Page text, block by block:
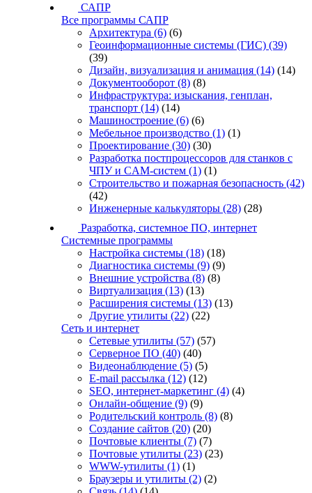
САПР
Все программы САПР
Архитектура (6) (6)
Геоинформационные системы (ГИС) (39)
(39)
Дизайн, визуализация и анимация (14) (14)
Документооборот (8) (8)
Инфраструктура: изыскания, генплан,
транспорт (14) (14)
Машиностроение (6) (6)
Мебельное производство (1) (1)
Проектирование (30) (30)
Разработка постпроцессоров для станков с
ЧПУ и CAM-систем (1) (1)
Строительство и пожарная безопасность (42)
(42)
Инженерные калькуляторы (28) (28)
Разработка, системное ПО, интернет
Системные программы
Настройка системы (18) (18)
Диагностика системы (9) (9)
Внешние устройства (8) (8)
Виртуализация (13) (13)
Расширения системы (13) (13)
Другие утилиты (22) (22)
Сеть и интернет
Сетевые утилиты (57) (57)
Серверное ПО (40) (40)
Видеонаблюдение (5) (5)
E-mail рассылка (12) (12)
SEO, интернет-маркетинг (4) (4)
Онлайн-общение (9) (9)
Родительский контроль (8) (8)
Создание сайтов (20) (20)
Почтовые клиенты (7) (7)
Почтовые утилиты (23) (23)
WWW-утилиты (1) (1)
Браузеры и утилиты (2) (2)